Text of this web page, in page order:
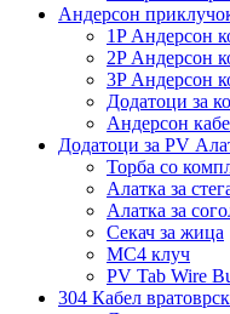
Андерсон
1P Андерсон
2P Андерсон
3P Андерсон
Додатоци за
Андерсон
Додатоци за PV
Торба со
Алатка за
Алатка за
Секач за жица
MC4 клуч
PV Tab Wire
304 Кабел